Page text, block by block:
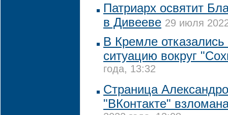
Патриарх освятит
в Дивееве 29 июля
В Кремле
ситуацию вокруг
года, 13:32
Страница
"ВКонтакте"